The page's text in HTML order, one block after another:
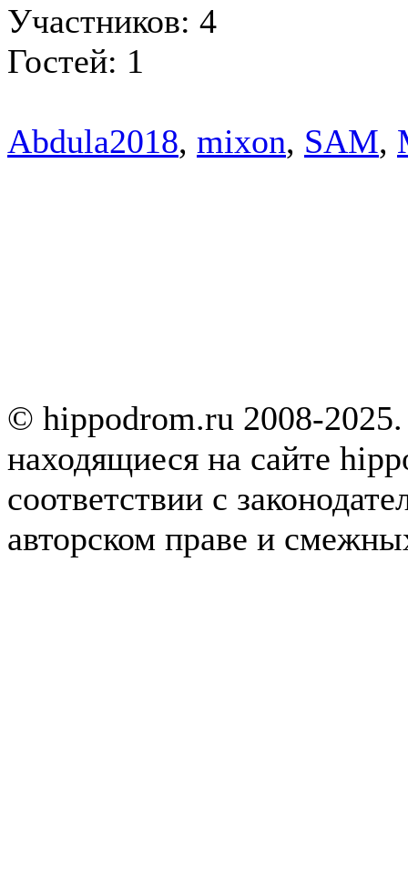
Участников: 4
Гостей: 1
Abdula2018, mixon, SAM,
© hippodrom.ru 2008-
находящиеся на сайте
соответствии с
авторском праве и